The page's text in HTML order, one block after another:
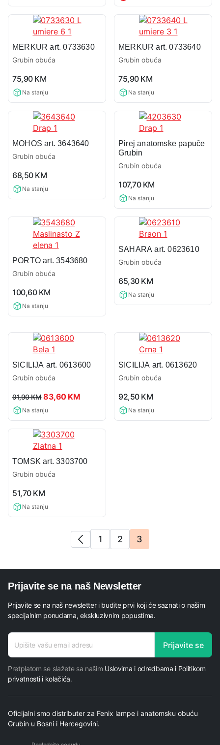
MERKUR art. 0733630
Grubin obuća
rating
75,90 KM
Na stanju
MERKUR art. 0733640
Grubin obuća
rating
75,90 KM
Na stanju
MOHOS art. 3643640
Grubin obuća
rating
68,50 KM
Na stanju
Pirej anatomske papuče
Grubin
Grubin obuća
rating
107,70 KM
Na stanju
PORTO art. 3543680
Grubin obuća
rating
100,60 KM
Na stanju
SAHARA art. 0623610
Grubin obuća
rating
65,30 KM
Na stanju
SICILIJA art. 0613600
Grubin obuća
rating
91,90KM Original
price
was:
83,60 KMCurrent
Na stanju
SICILIJA art. 0613620
Grubin obuća
rating
92,50 KM
Na stanju
TOMSK art. 3303700
Grubin obuća
rating
51,70 KM
Na stanju
1 2 3
Prijavite se na naš Newsletter
Prijavite se na naš newsletter i budite prvi koji će saznati o našim
specijalnim ponudama, ekskluzivnim popustima.
E-mail
adresa
Prijavite se
Pretplatom se slažete sa našim Uslovima i odredbama i Politikom
privatnosti i kolačića.
Oficijalni smo distributer za Fenix lampe i anatomsku obuću
Grubin u Bosni i Hercegovini.